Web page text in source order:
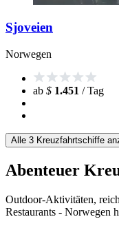
Sjoveien
Norwegen
ab $ 1.451 / Tag
Alle 3 Kreuzfahrtschiffe
Abenteuer
Outdoor-Aktivitäten,
Restaurants - Norwegen